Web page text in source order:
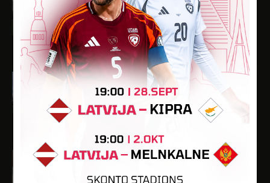
Dzimšanas datums: 29.03.1991.
Spēlētāja statuss: Amatieris (FSS)
- - - - -
Edvīns Pavlovs
Dzimšanas datums: 12.08.2001.
Spēlētāja statuss: Amatieris (FSS)
Daniels Raginskis